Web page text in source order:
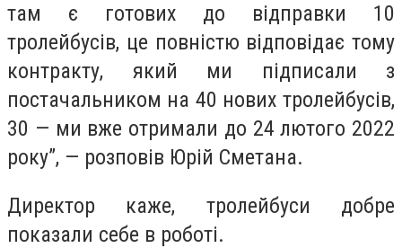
там є готових до відправки 10
тролейбусів, це повністю відповідає тому
контракту, який ми підписали з
постачальником на 40 нових тролейбусів,
30 — ми вже отримали до 24 лютого 2022
року”, — розповів Юрій Сметана.
Директор каже, тролейбуси добре
показали себе в роботі.